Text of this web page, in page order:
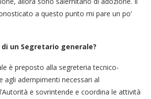
a questo punto mi pare un po’
un Segretario generale?
è preposto alla segreteria tecnico-
agli adempimenti necessari al
e sovrintende e coordina le attività